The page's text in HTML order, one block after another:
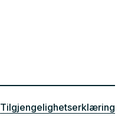
Tilgjengelighetserklæring